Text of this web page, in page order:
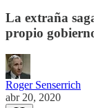
La extraña
propio
Roger Senserrich
abr 20, 2020